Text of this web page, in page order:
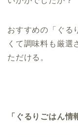
おすすめの「ぐる
くて調味料も厳選
ただける。
「ぐるりごはん情